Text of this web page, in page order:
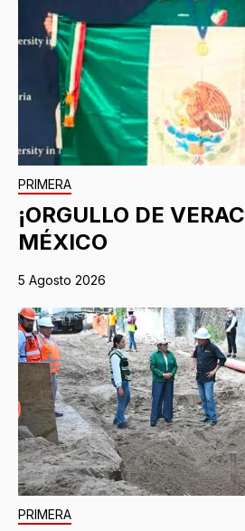
PRIMERA
¡ORGULLO DE
MÉXICO
5 Agosto 2026
PRIMERA